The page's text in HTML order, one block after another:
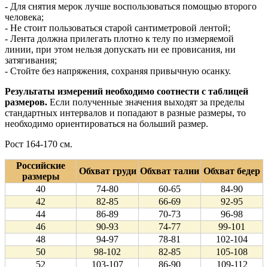
- Для снятия мерок лучше воспользоваться помощью второго
человека;
- Не стоит пользоваться старой сантиметровой лентой;
- Лента должна прилегать плотно к телу по измеряемой
линии, при этом нельзя допускать ни ее провисания, ни
затягивания;
- Стойте без напряжения, сохраняя привычную осанку.
Результаты измерений необходимо соотнести с таблицей
размеров. Если полученные значения выходят за пределы
стандартных интервалов и попадают в разные размеры, то
необходимо ориентироваться на больший размер.
Рост 164-170 см.
Российские
размеры
Обхват груди Обхват талии Обхват бедер
40
74-80 60-65
84-90
42
82-85 66-69
92-95
44
86-89 70-73
96-98
46
90-93 74-77
99-101
48
94-97 78-81
102-104
50
98-102 82-85
105-108
52
103-107 86-90 109-112